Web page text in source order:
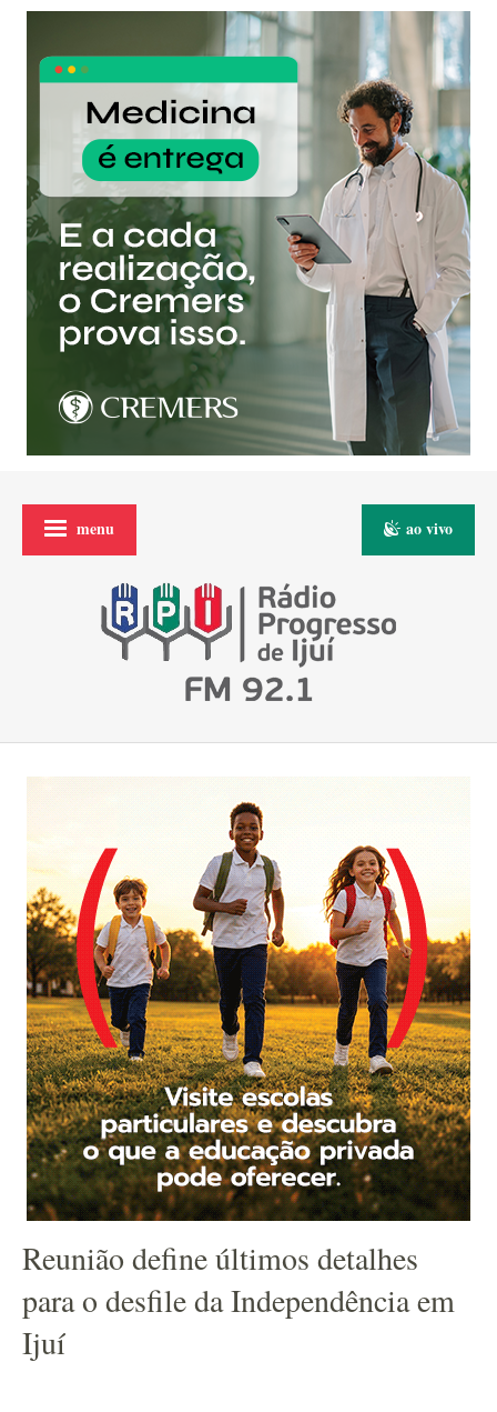
menu ao vivo
Reunião define últimos detalhes
para o desfile da Independência em
Ijuí